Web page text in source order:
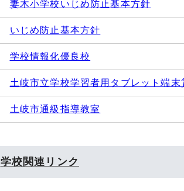
妻木小学校いじめ防止基本方針
いじめ防止基本方針
学校情報化優良校
土岐市立学校学習者用タブレット端末
土岐市通級指導教室
学校関連リンク